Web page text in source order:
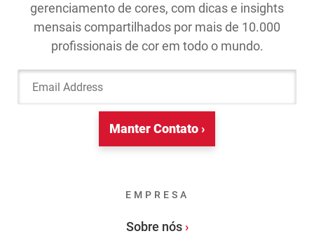
gerenciamento de cores, com dicas e insights
mensais compartilhados por mais de 10.000
profissionais de cor em todo o mundo.
Email Address
Manter Contato ›
EMPRESA
Sobre nós